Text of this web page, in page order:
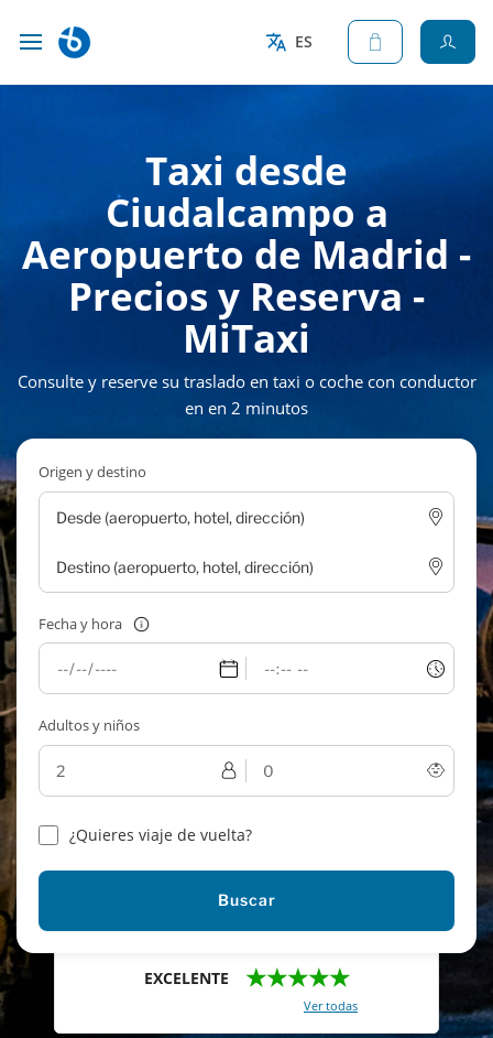
ES
Taxi desde
Ciudalcampo a
Aeropuerto de Madrid -
Precios y Reserva -
MiTaxi
Consulte y reserve su traslado en taxi o coche con conductor
en en 2 minutos
Origen y destino
Fecha y hora
Adultos y niños
¿Quieres viaje de vuelta?
Buscar
EXCELENTE ★★★★★
Ver todas